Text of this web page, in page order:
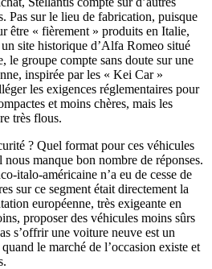
Pas sur le lieu de fabrication, puisque
être « fièrement » produits en Italie,
site historique d’Alfa Romeo situé
le groupe compte sans doute sur une
inspirée par les « Kei Car »
les exigences réglementaires pour
et moins chères, mais les
très flous.
? Quel format pour ces véhicules
manque bon nombre de réponses.
italo-américaine n’a eu de cesse de
sur ce segment était directement la
européenne, très exigeante en
proposer des véhicules moins sûrs
s’offrir une voiture neuve est un
le marché de l’occasion existe et